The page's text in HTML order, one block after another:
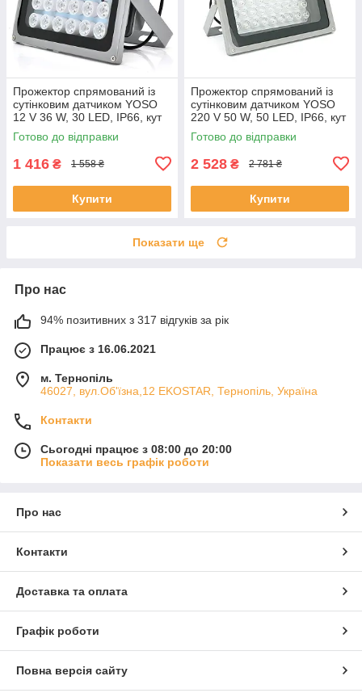
Прожектор спрямований із
сутінковим датчиком YOSO
12 V 36 W, 30 LED, IP66, кут
огляду 60°, дальність до 100
м, 220*180*85 мм, BOX
Готово до відправки
1 416 ₴ 1 558 ₴
Купити
Прожектор спрямований із
сутінковим датчиком YOSO
220 V 50 W, 50 LED, IP66, кут
огляду 120°, дальність до 150
м, 280*230*130 мм, BOX
Готово до відправки
2 528 ₴ 2 781 ₴
Купити
Показати ще
Про нас
94% позитивних з 317 відгуків за рік
Працює з 16.06.2021
м. Тернопіль
46027, вул.Об'їзна,12 EKOSTAR, Тернопіль, Україна
Контакти
Сьогодні працює з 08:00 до 20:00
Показати весь графік роботи
Про нас
Контакти
Доставка та оплата
Графік роботи
Повна версія сайту